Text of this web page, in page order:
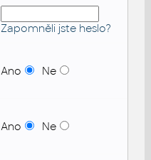
Zapomněli jste heslo?
Ano Ne
Ano Ne